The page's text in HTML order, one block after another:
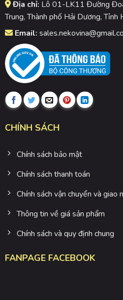
Địa chỉ: Lô 01-LK11 Đường
Trung, Thành phố Hải Dương, Tỉnh
Email:
CHÍNH SÁCH
Chính sách bảo mật
Chính sách thanh toán
Chính sách vận chuyển và giao
Thông tin về giá sản phẩm
Chính sách và quy định chung
FANPAGE FACEBOOK